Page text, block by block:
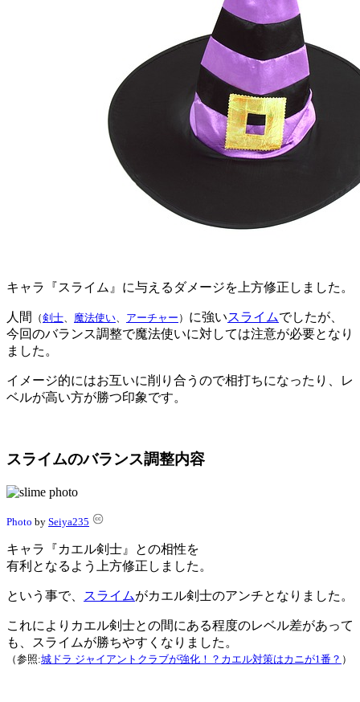
キャラ『スライム』に与えるダメージを上方修正しました。
人間 （剣士、 魔法使い、 アーチャー ） に強いスライムでしたが、
今回のバランス調整で魔法使いに対しては注意が必要となり
ました。
イメージ的にはお互いに削り合うので相打ちになったり、レ
ベルが高い方が勝つ印象です。
スライムのバランス調整内容
Photo by Seiya235
キャラ『カエル剣士』との相性を
有利となるよう上方修正しました。
という事で、 スライムがカエル剣士のアンチとなりました。
これによりカエル剣士との間にある程度のレベル差があって
も、スライムが勝ちやすくなりました。
（参照:城ドラ ジャイアントクラブが強化！？カエル対策はカニが1番？ ）